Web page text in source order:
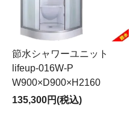
節水シャワーユニット
lifeup-016W-P
W900×D900×H2160
135,300円(税込)